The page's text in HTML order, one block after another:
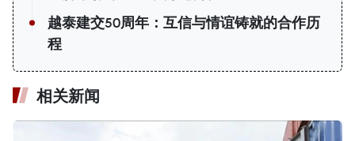
越泰建交50周年：互信与情谊铸就的合作历
程
相关新闻